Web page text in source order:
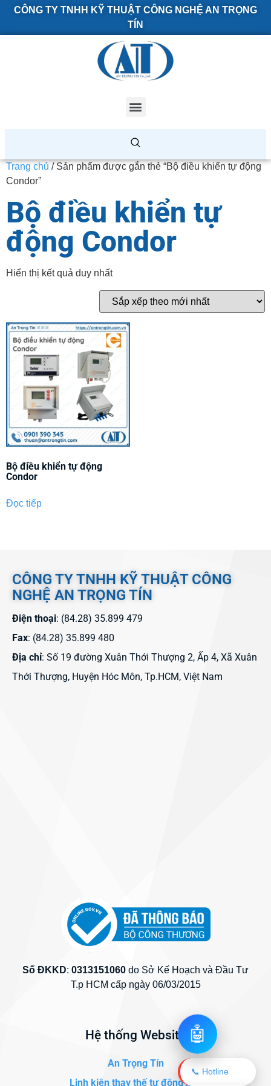
CÔNG TY TNHH KỸ THUẬT CÔNG NGHỆ AN TRỌNG
TÍN
Trang chủ / Sản phẩm được gắn thẻ “Bộ điều khiển tự động
Condor”
Bộ điều khiển tự
động Condor
Hiển thị kết quả duy nhất
Bộ điều khiển tự động
Condor
Đọc tiếp
CÔNG TY TNHH KỸ THUẬT CÔNG
NGHỆ AN TRỌNG TÍN
Điện thoại: (84.28) 35.899 479
Fax: (84.28) 35.899 480
Địa chỉ: Số 19 đường Xuân Thới Thượng 2, Ấp 4, Xã Xuân
Thới Thượng, Huyện Hóc Môn, Tp.HCM, Việt Nam
Số ĐKKD: 0313151060 do Sở Kế Hoạch và Đầu Tư
T.p HCM cấp ngày 06/03/2015
Hệ thống Website
An Trọng Tín
Linh kiện thay thế tự động hóa
🤖
📞 Hotline